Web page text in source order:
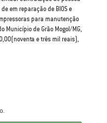
em reparação de BIOS e
para manutenção
Município de Grão Mogol/MG,
e três mil reais),